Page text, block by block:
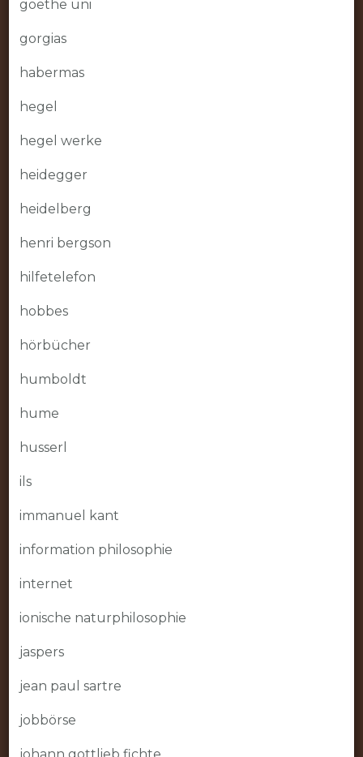
goethe uni
gorgias
habermas
hegel
hegel werke
heidegger
heidelberg
henri bergson
hilfetelefon
hobbes
hörbücher
humboldt
hume
husserl
ils
immanuel kant
information philosophie
internet
ionische naturphilosophie
jaspers
jean paul sartre
jobbörse
johann gottlieb fichte